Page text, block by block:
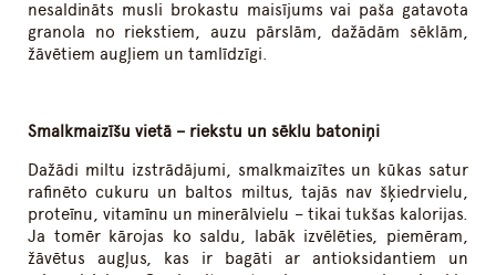
nesaldināts musli brokastu maisījums vai paša gatavota
granola no riekstiem, auzu pārslām, dažādām sēklām,
žāvētiem augļiem un tamlīdzīgi.
Smalkmaizīšu vietā – riekstu un sēklu batoniņi
Dažādi miltu izstrādājumi, smalkmaizītes un kūkas satur
rafinēto cukuru un baltos miltus, tajās nav šķiedrvielu,
proteīnu, vitamīnu un minerālvielu – tikai tukšas kalorijas.
Ja tomēr kārojas ko saldu, labāk izvēlēties, piemēram,
žāvētus augļus, kas ir bagāti ar antioksidantiem un